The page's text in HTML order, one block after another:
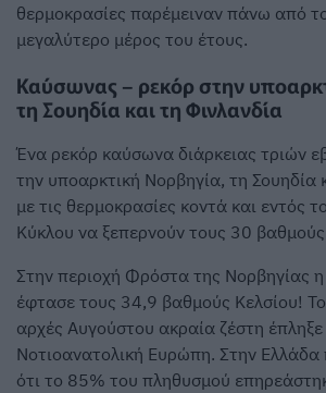
θερμοκρασίες παρέμειναν πάνω από
μεγαλύτερο μέρος του έτους.
Καύσωνας – ρεκόρ στην
τη Σουηδία και τη Φινλανδία
Ένα ρεκόρ καύσωνα διάρκειας τριών
την υποαρκτική Νορβηγία, τη Σουηδία
με τις θερμοκρασίες κοντά και εντός
Κύκλου να ξεπερνούν τους 30 βαθμούς
Στην περιοχή Φρόστα της Νορβηγίας
έφτασε τους 34,9 βαθμούς Κελσίου!
αρχές Αυγούστου ακραία ζέστη έπληξε
Νοτιοανατολική Ευρώπη. Στην Ελλάδα
ότι το 85% του πληθυσμού